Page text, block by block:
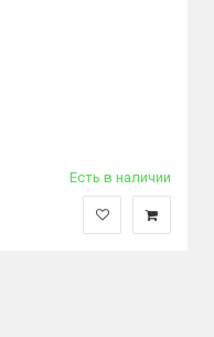
Есть в наличии